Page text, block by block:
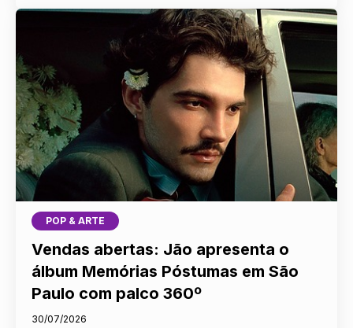
POP & ARTE
Vendas abertas: Jão apresenta o
álbum Memórias Póstumas em São
Paulo com palco 360º
30/07/2026